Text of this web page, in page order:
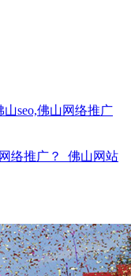
seo,佛山网络推广
络推广？_佛山网站